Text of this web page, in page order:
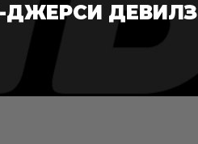
ДЖЕРСИ ДЕВИЛЗ